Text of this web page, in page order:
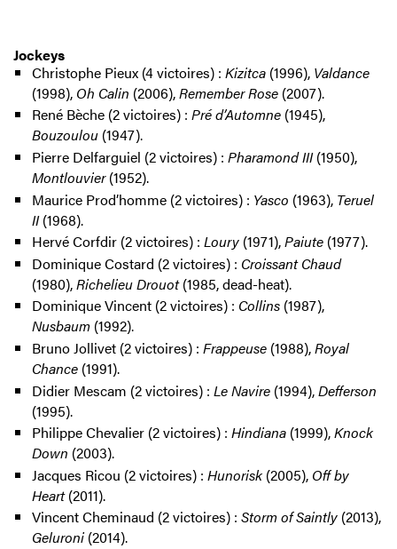
Jockeys
Christophe Pieux (4 victoires) : Kizitca (1996), Valdance
(1998), Oh Calin (2006),Remember Rose(2007).
René Bèche (2 victoires) : Pré d’Automne(1945),
Bouzoulou(1947).
Pierre Delfarguiel (2 victoires) : Pharamond III(1950),
Montlouvier(1952).
Maurice Prod’homme (2 victoires) : Yasco (1963), Teruel
II(1968).
Hervé Corfdir (2 victoires) : Loury (1971),Paiute (1977).
Dominique Costard (2 victoires) : Croissant Chaud
(1980),Richelieu Drouot(1985, dead-heat).
Dominique Vincent (2 victoires) : Collins (1987),
Nusbaum(1992).
Bruno Jollivet (2 victoires) : Frappeuse(1988),Royal
Chance(1991).
Didier Mescam (2 victoires) : Le Navire(1994),Defferson
(1995).
Philippe Chevalier (2 victoires) : Hindiana (1999),Knock
Down (2003).
Jacques Ricou (2 victoires) : Hunorisk(2005), Off by
Heart(2011).
Vincent Cheminaud (2 victoires) : Storm of Saintly (2013),
Geluroni (2014).